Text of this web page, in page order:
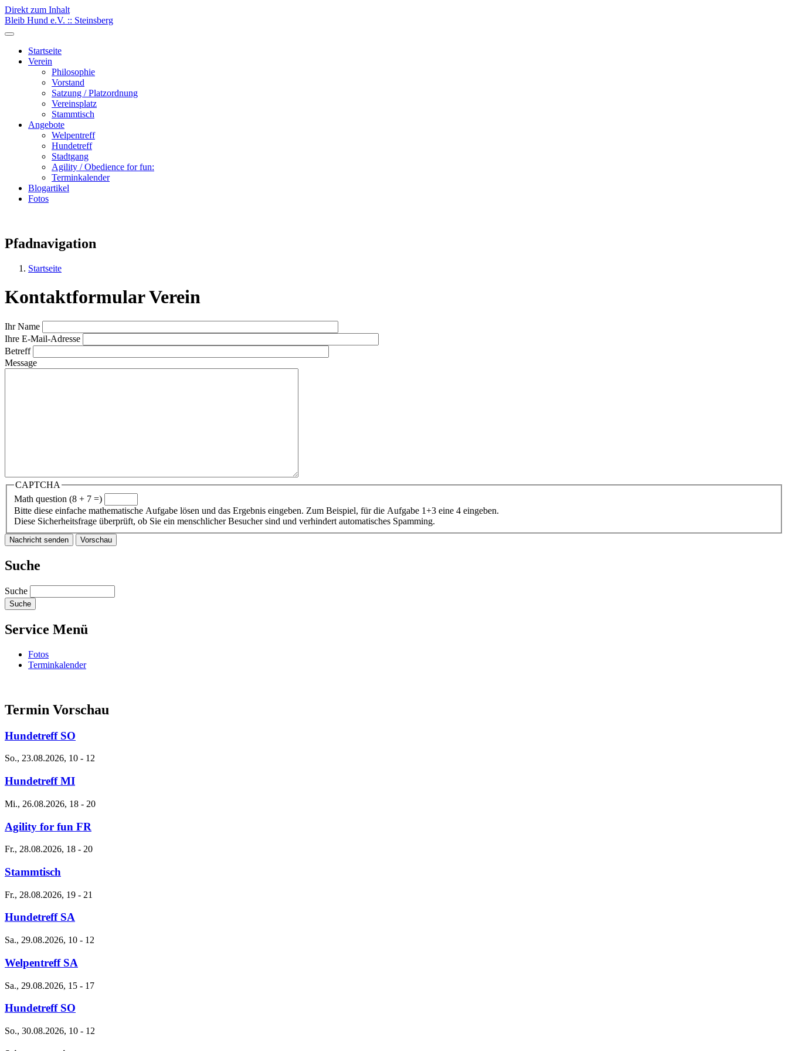
Direkt zum Inhalt
Bleib Hund e.V. :: Steinsberg
Startseite
Verein
Philosophie
Vorstand
Satzung / Platzordnung
Vereinsplatz
Stammtisch
Angebote
Welpentreff
Hundetreff
Stadtgang
Agility / Obedience for fun:
Terminkalender
Blogartikel
Fotos
Pfadnavigation
Startseite
Kontaktformular Verein
Ihr Name
Ihre E-Mail-Adresse
Betreff
Message
CAPTCHA
Math question (8 + 7 =)
Bitte diese einfache mathematische Aufgabe lösen und das Ergebnis eingeben. Zum Beispiel, für die Aufgabe 1+3 eine 4 eingeben.
Diese Sicherheitsfrage überprüft, ob Sie ein menschlicher Besucher sind und verhindert automatisches Spamming.
Suche
Suche
Service Menü
Fotos
Terminkalender
Termin Vorschau
Hundetreff SO
So., 23.08.2026, 10 - 12
Hundetreff MI
Mi., 26.08.2026, 18 - 20
Agility for fun FR
Fr., 28.08.2026, 18 - 20
Stammtisch
Fr., 28.08.2026, 19 - 21
Hundetreff SA
Sa., 29.08.2026, 10 - 12
Welpentreff SA
Sa., 29.08.2026, 15 - 17
Hundetreff SO
So., 30.08.2026, 10 - 12